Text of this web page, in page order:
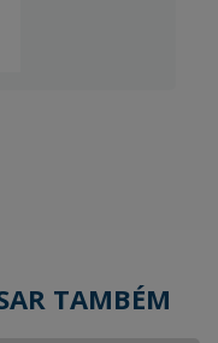
TAMBÉM